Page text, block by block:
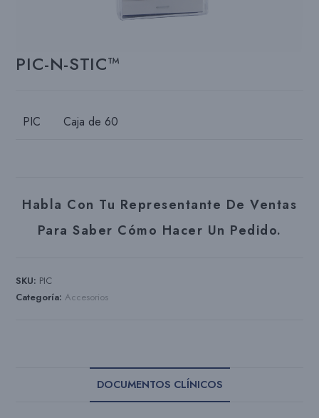
PIC-N-STIC™
PIC Caja de 60
Habla Con Tu Representante De Ventas
Para Saber Cómo Hacer Un Pedido.
SKU: PIC
Categoría:Accesorios
DOCUMENTOS CLÍNICOS